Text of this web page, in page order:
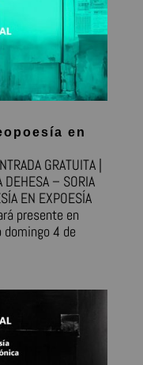
en
GRATUITA |
DEHESA – SORIA
EN EXPOESÍA
presente en
domingo 4 de